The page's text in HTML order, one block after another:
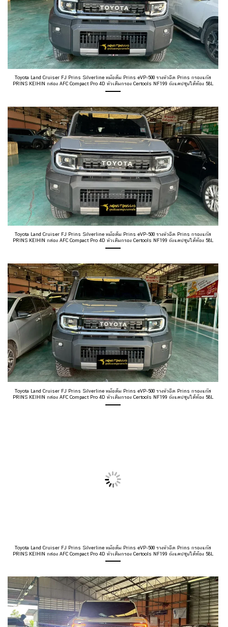
Toyota Land Cruiser FJ Prins Silverline หม้อต้ม Prins eVP-500 รางหัวฉีด Prins กรองแก๊ส
PRINS KEIHIN กล่อง AFC Compact Pro 4D หัวเติมกรอง Certools NF199 ถังแคปซูนใต้ท้อง 58L
Toyota Land Cruiser FJ Prins Silverline หม้อต้ม Prins eVP-500 รางหัวฉีด Prins กรองแก๊ส
PRINS KEIHIN กล่อง AFC Compact Pro 4D หัวเติมกรอง Certools NF199 ถังแคปซูนใต้ท้อง 58L
Toyota Land Cruiser FJ Prins Silverline หม้อต้ม Prins eVP-500 รางหัวฉีด Prins กรองแก๊ส
PRINS KEIHIN กล่อง AFC Compact Pro 4D หัวเติมกรอง Certools NF199 ถังแคปซูนใต้ท้อง 58L
Toyota Land Cruiser FJ Prins Silverline หม้อต้ม Prins eVP-500 รางหัวฉีด Prins กรองแก๊ส
PRINS KEIHIN กล่อง AFC Compact Pro 4D หัวเติมกรอง Certools NF199 ถังแคปซูนใต้ท้อง 58L